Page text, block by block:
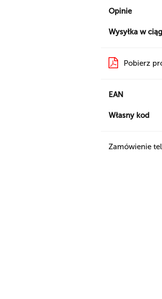
Opinie
Wysyłka w
Pobierz
EAN
Własny kod
Zamówienie